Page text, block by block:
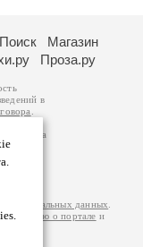
Поиск
Магазин
Проза.ру
в
возможна
за
на
персональных данных
о портале и